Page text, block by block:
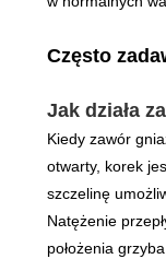
Często
Jak działa
Kiedy zawór
otwarty, korek
szczelinę
Natężenie
położenia